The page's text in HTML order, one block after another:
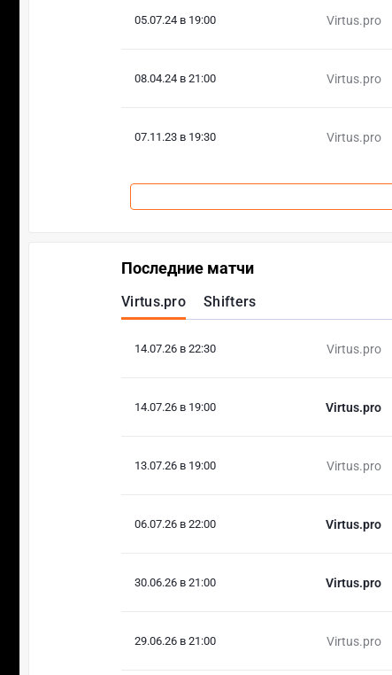
05.07.24 в 19:00 Virtus.pro
08.04.24 в 21:00 Virtus.pro
07.11.23 в 19:30 Virtus.pro
Последние матчи
Virtus.pro Shifters
14.07.26 в 22:30 Virtus.pro
14.07.26 в 19:00 Virtus.pro
13.07.26 в 19:00 Virtus.pro
06.07.26 в 22:00 Virtus.pro
30.06.26 в 21:00 Virtus.pro
29.06.26 в 21:00 Virtus.pro